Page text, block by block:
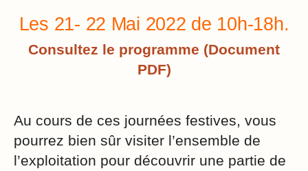
Les 21- 22 Mai 2022 de 10h-18h.
Consultez le programme (Document
PDF)
Au cours de ces journées festives, vous
pourrez bien sûr visiter l’ensemble de
l’exploitation pour découvrir une partie de